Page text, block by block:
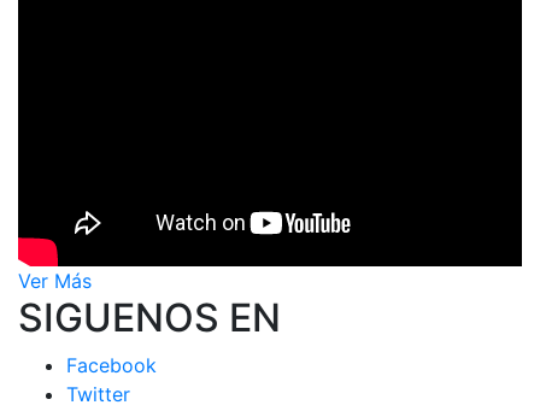
Ver Más
SIGUENOS EN
Facebook
Twitter